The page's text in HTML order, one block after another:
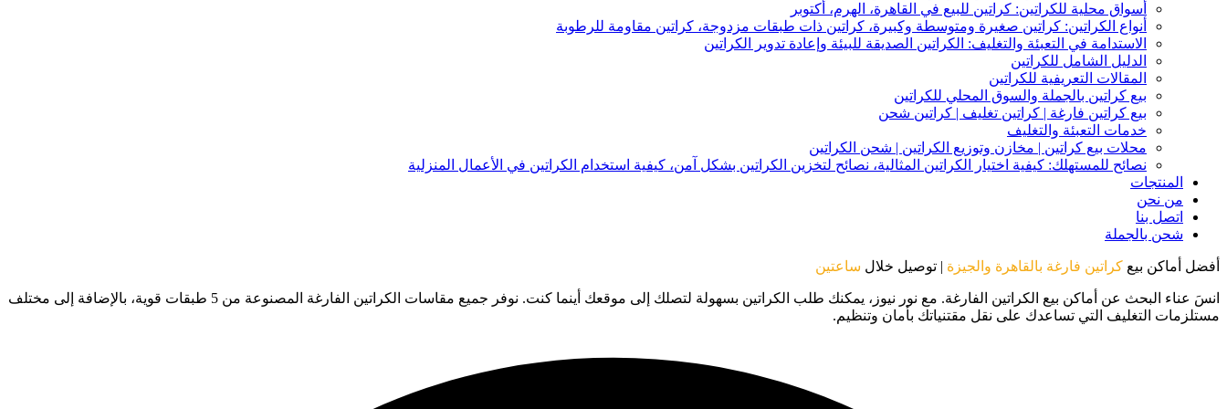
أسواق محلية للكراتين: كراتين للبيع في القاهرة، الهرم، أكتوبر
أنواع الكراتين: كراتين صغيرة ومتوسطة وكبيرة، كراتين ذات طبقات مزدوجة، كراتين مقاومة للرطوبة
الاستدامة في التعبئة والتغليف: الكراتين الصديقة للبيئة وإعادة تدوير الكراتين
الدليل الشامل للكراتين
المقالات التعريفية للكراتين
بيع كراتين بالجملة والسوق المحلي للكراتين
بيع كراتين فارغة | كراتين تغليف | كراتين شحن
خدمات التعبئة والتغليف
محلات بيع كراتين | مخازن وتوزيع الكراتين | شحن الكراتين
نصائح للمستهلك: كيفية اختيار الكراتين المثالية، نصائح لتخزين الكراتين بشكل آمن، كيفية استخدام الكراتين في الأعمال المنزلية
المنتجات
من نحن
اتصل بنا
شحن بالجملة
أفضل أماكن بيع كراتين فارغة بالقاهرة والجيزة | توصيل خلال ساعتين
انسَ عناء البحث عن أماكن بيع الكراتين الفارغة. مع نور نيوز، يمكنك طلب الكراتين بسهولة لتصلك إلى موقعك أينما كنت. نوفر جميع مقاسات الكراتين الفارغة المصنوعة من 5 طبقات قوية، بالإضافة إلى مختلف
مستلزمات التغليف التي تساعدك على نقل مقتنياتك بأمان وتنظيم.